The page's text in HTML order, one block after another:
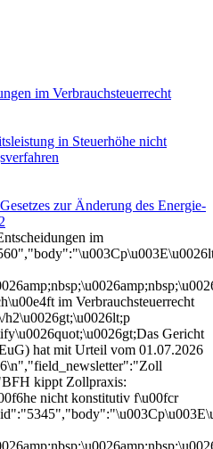
im Verbrauchsteuerrecht
in Steuerhöhe nicht
zur Änderung des Energie-
im
im Verbrauchsteuerrecht
h2\u0026gt;\u0026lt;p
Gericht
hat mit Urteil vom 01.07.2026
kippt Zollpraxis:
nicht konstitutiv f\u00fcr